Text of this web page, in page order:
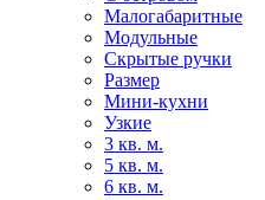
Малогабаритные
Модульные
Скрытые ручки
Размер
Мини-кухни
Узкие
3 кв. м.
5 кв. м.
6 кв. м.